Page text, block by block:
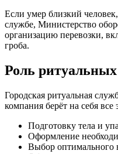
Если умер близкий
службе, Министерство
организацию перевозки,
гроба.
Роль
Городская ритуальная
компания берёт на себя
Подготовку тела и
Оформление
Выбор оптимального